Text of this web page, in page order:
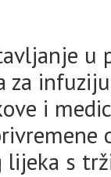
u
i
lijeka s